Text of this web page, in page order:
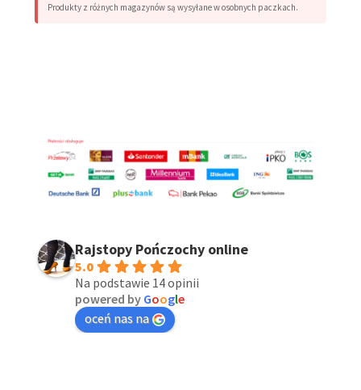
Produkty z różnych magazynów są wysyłane w osobnych paczkach.
Rajstopy Pończochy online
5.0
Na podstawie 14 opinii
powered by Google
oceń nas na